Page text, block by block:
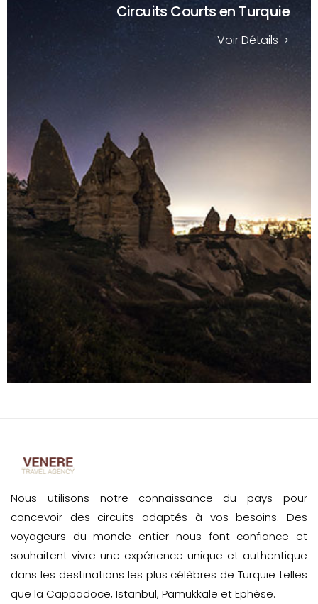
Circuits Courtsen Turquie
Voir Détails
Nous utilisons notre connaissance du pays pour
concevoir des circuits adaptés à vos besoins. Des
voyageurs du monde entier nous font confiance et
souhaitent vivre une expérience unique et authentique
dans les destinations les plus célèbres de Turquie telles
que la Cappadoce, Istanbul, Pamukkale et Ephèse.